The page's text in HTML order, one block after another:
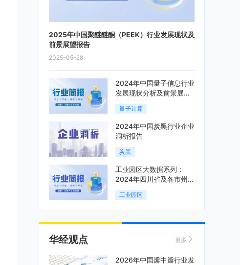
2025年中国聚醚醚酮（PEEK）行业发展现状及
前景展望报告
2025-05-28
2024年中国量子信息行业
发展现状分析及前景展望
报告
量子计算
2024年中国炭黑行业企业
洞析报告
炭黑
工业园区大数据系列：
2024年四川省及各市州工
业园区全景洞析报告
工业园区
华经观点 更多
2026年中国瓣中瓣行业发